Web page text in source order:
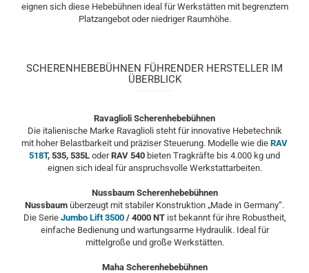
eignen sich diese Hebebühnen ideal für Werkstätten mit begrenztem
Platzangebot oder niedriger Raumhöhe.
SCHERENHEBEBÜHNEN FÜHRENDER HERSTELLER IM
ÜBERBLICK
Ravaglioli Scherenhebebühnen
Die italienische Marke Ravaglioli steht für innovative Hebetechnik
mit hoher Belastbarkeit und präziser Steuerung. Modelle wie die RAV
518T, 535, 535L oderRAV 540 bieten Tragkräfte bis 4.000 kg und
eignen sich ideal für anspruchsvolle Werkstattarbeiten.
Nussbaum Scherenhebebühnen
Nussbaum überzeugt mit stabiler Konstruktion „Made in Germany“.
Die Serie Jumbo Lift 3500/ 4000 NTist bekannt für ihre Robustheit,
einfache Bedienung und wartungsarme Hydraulik. Ideal für
mittelgroße und große Werkstätten.
Maha Scherenhebebühnen